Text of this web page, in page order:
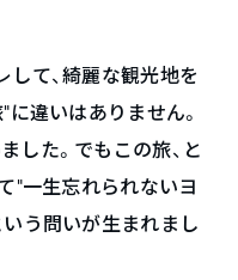
して、綺麗な観光地を
に違いはありません。
した。でもこの旅、と
“一生忘れられないヨ
う問いが生まれまし